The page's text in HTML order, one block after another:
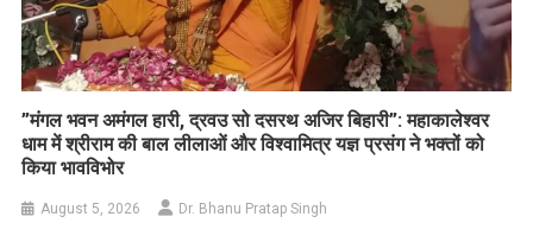
​”मंगल भवन अमंगल हारी, द्रवउ सो दसरथ अजिर बिहारी”: महाकालेश्वर
धाम में श्रीराम की बाल लीलाओं और विश्वामित्र यज्ञ प्रसंग ने भक्तों को
किया भावविभोर
August 5, 2026 Dr. Bhanu Pratap Singh